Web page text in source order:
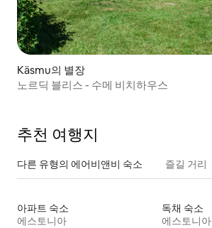
Käsmu의 별장
노르딕 블리스 - 수메 비치하우스
추천 여행지
다른 유형의 에어비앤비 숙소 즐길 거리
아파트 숙소
에스토니아
독채 숙소
에스토니아